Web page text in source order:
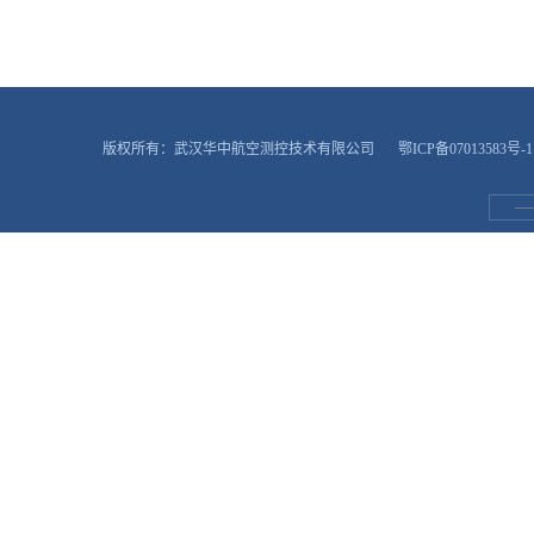
版权所有：武汉华中航空测控技术有限公司 鄂ICP备07013583号-1